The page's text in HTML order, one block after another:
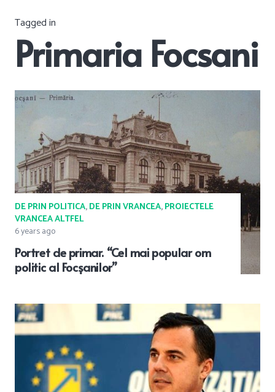
Tagged in
Primaria Focsani
DE PRIN POLITICA,DE PRIN VRANCEA,PROIECTELE
VRANCEA ALTFEL
6 years ago
Portret de primar. “Cel mai popular om
politic al Focșanilor”